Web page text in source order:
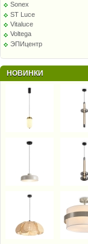
Sonex
ST Luce
Vitaluce
Voltega
ЭПИцентр
НОВИНКИ